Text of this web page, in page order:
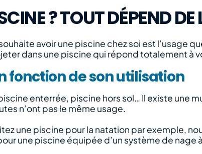
? TOUT DÉPEND
avoir une piscine chez soi est l’usage
dans une piscine qui répond totalement à
fonction de son utilisation
enterrée, piscine hors sol… Il existe une
n’ont pas le même usage.
une piscine pour la natation par exemple,
une piscine équipée d’un système de